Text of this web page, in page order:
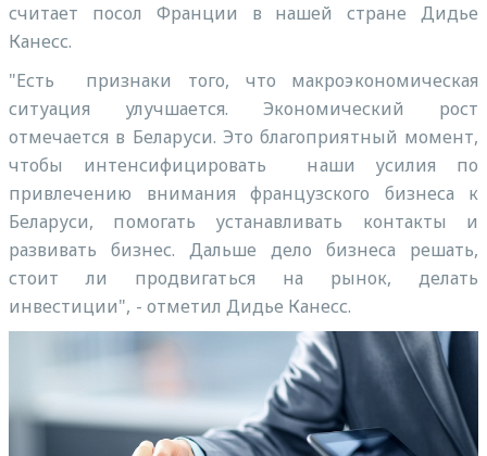
считает посол Франции в нашей стране Дидье
Канесс.
"Есть признаки того, что макроэкономическая
ситуация улучшается. Экономический рост
отмечается в Беларуси. Это благоприятный момент,
чтобы интенсифицировать наши усилия по
привлечению внимания французского бизнеса к
Беларуси, помогать устанавливать контакты и
развивать бизнес. Дальше дело бизнеса решать,
стоит ли продвигаться на рынок, делать
инвестиции", - отметил Дидье Канесс.